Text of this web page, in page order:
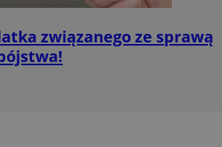
związanego ze sprawą